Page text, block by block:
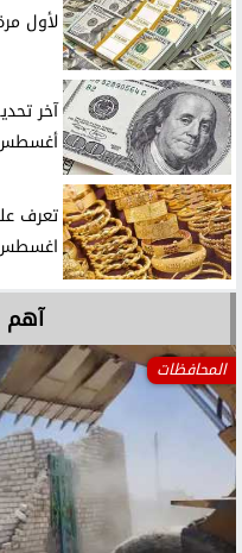
لأول
آهم
المحافظات